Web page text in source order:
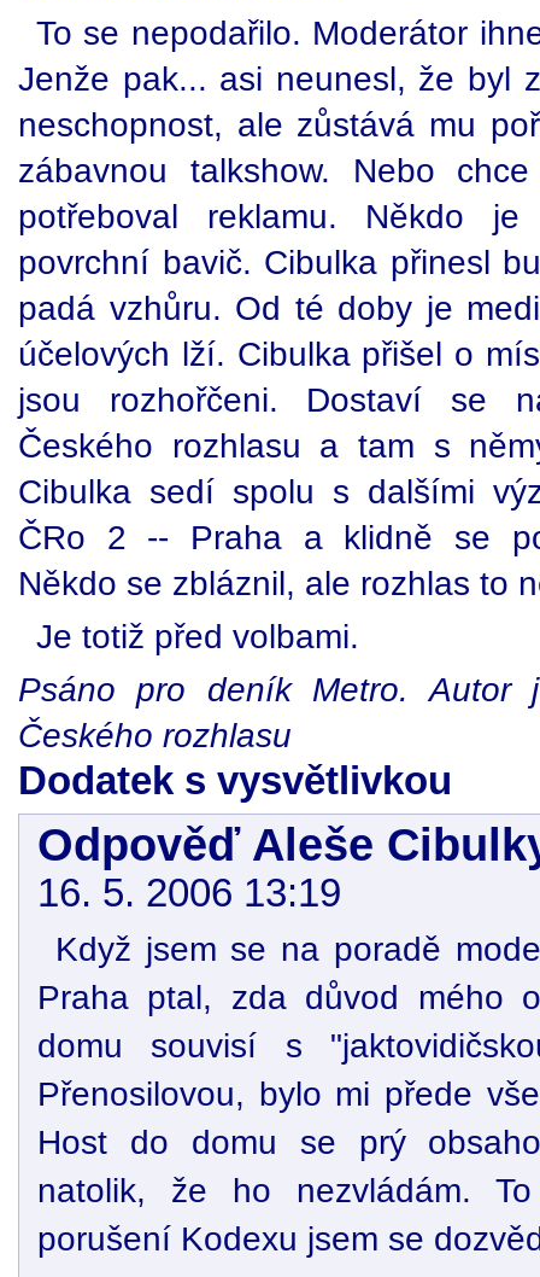
To se nepodařilo. Moderátor
Jenže pak... asi neunesl, že byl
neschopnost, ale zůstává mu
zábavnou talkshow. Nebo
potřeboval reklamu. Někdo
povrchní bavič. Cibulka přinesl
padá vzhůru. Od té doby je
účelových lží. Cibulka přišel o
jsou rozhořčeni. Dostaví se
Českého rozhlasu a tam s
Cibulka sedí spolu s dalšími
ČRo 2 -- Praha a klidně se
Někdo se zbláznil, ale rozhlas to
Je totiž před volbami.
Psáno pro deník Metro. Autor
Českého rozhlasu
Dodatek s vysvětlivkou
Odpověď Aleše
16. 5. 2006 13:19
Když jsem se na poradě
Praha ptal, zda důvod mého
domu souvisí s
Přenosilovou, bylo mi přede
Host do domu se prý
natolik, že ho nezvládám.
porušení Kodexu jsem se